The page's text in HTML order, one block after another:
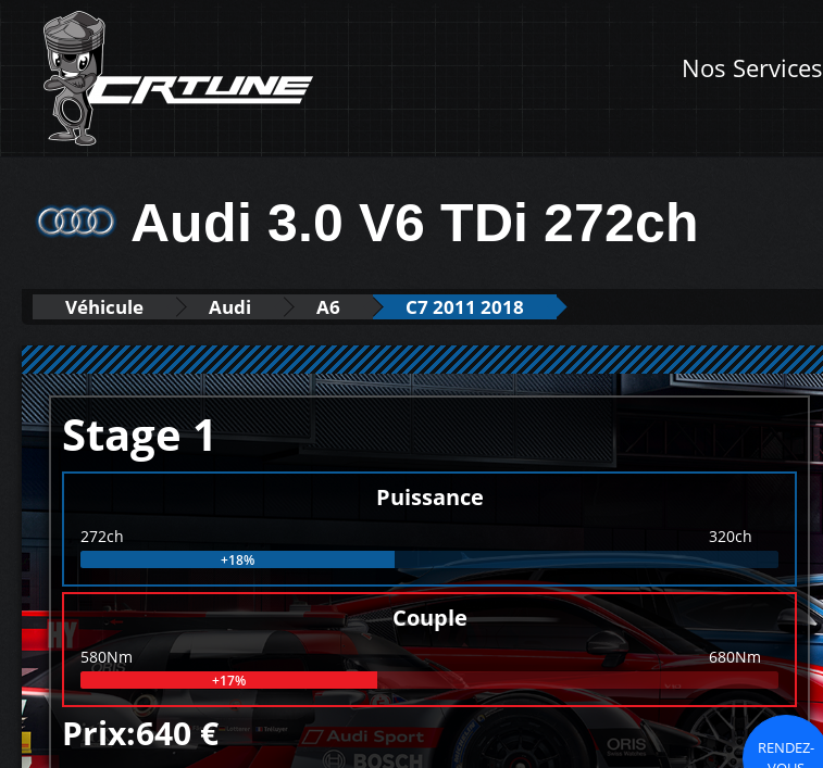
Nos Services
Audi 3.0 V6 TDi 272ch
Véhicule Audi A6 C7 2011 2018
Stage 1
Puissance
272ch 320ch
+18%
Couple
580Nm 680Nm
+17%
Prix:640 €
RENDEZ-